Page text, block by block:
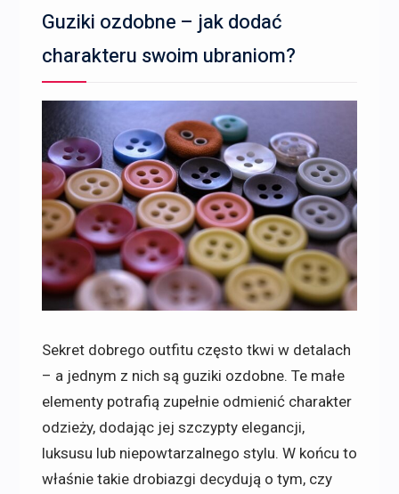
Guziki ozdobne – jak dodać
charakteru swoim ubraniom?
Sekret dobrego outfitu często tkwi w detalach
– a jednym z nich są guziki ozdobne. Te małe
elementy potrafią zupełnie odmienić charakter
odzieży, dodając jej szczypty elegancji,
luksusu lub niepowtarzalnego stylu. W końcu to
właśnie takie drobiazgi decydują o tym, czy